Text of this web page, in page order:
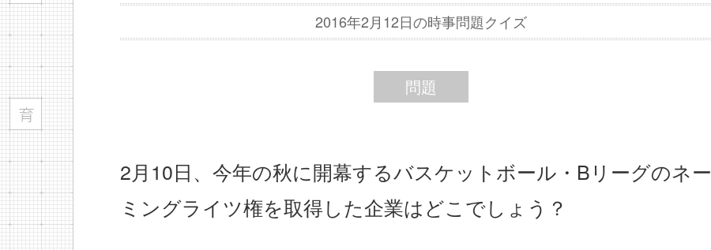
2016年2月12日の時事問題クイズ
問題
2月10日、今年の秋に開幕するバスケットボール・Bリーグのネー
ミングライツ権を取得した企業はどこでしょう？